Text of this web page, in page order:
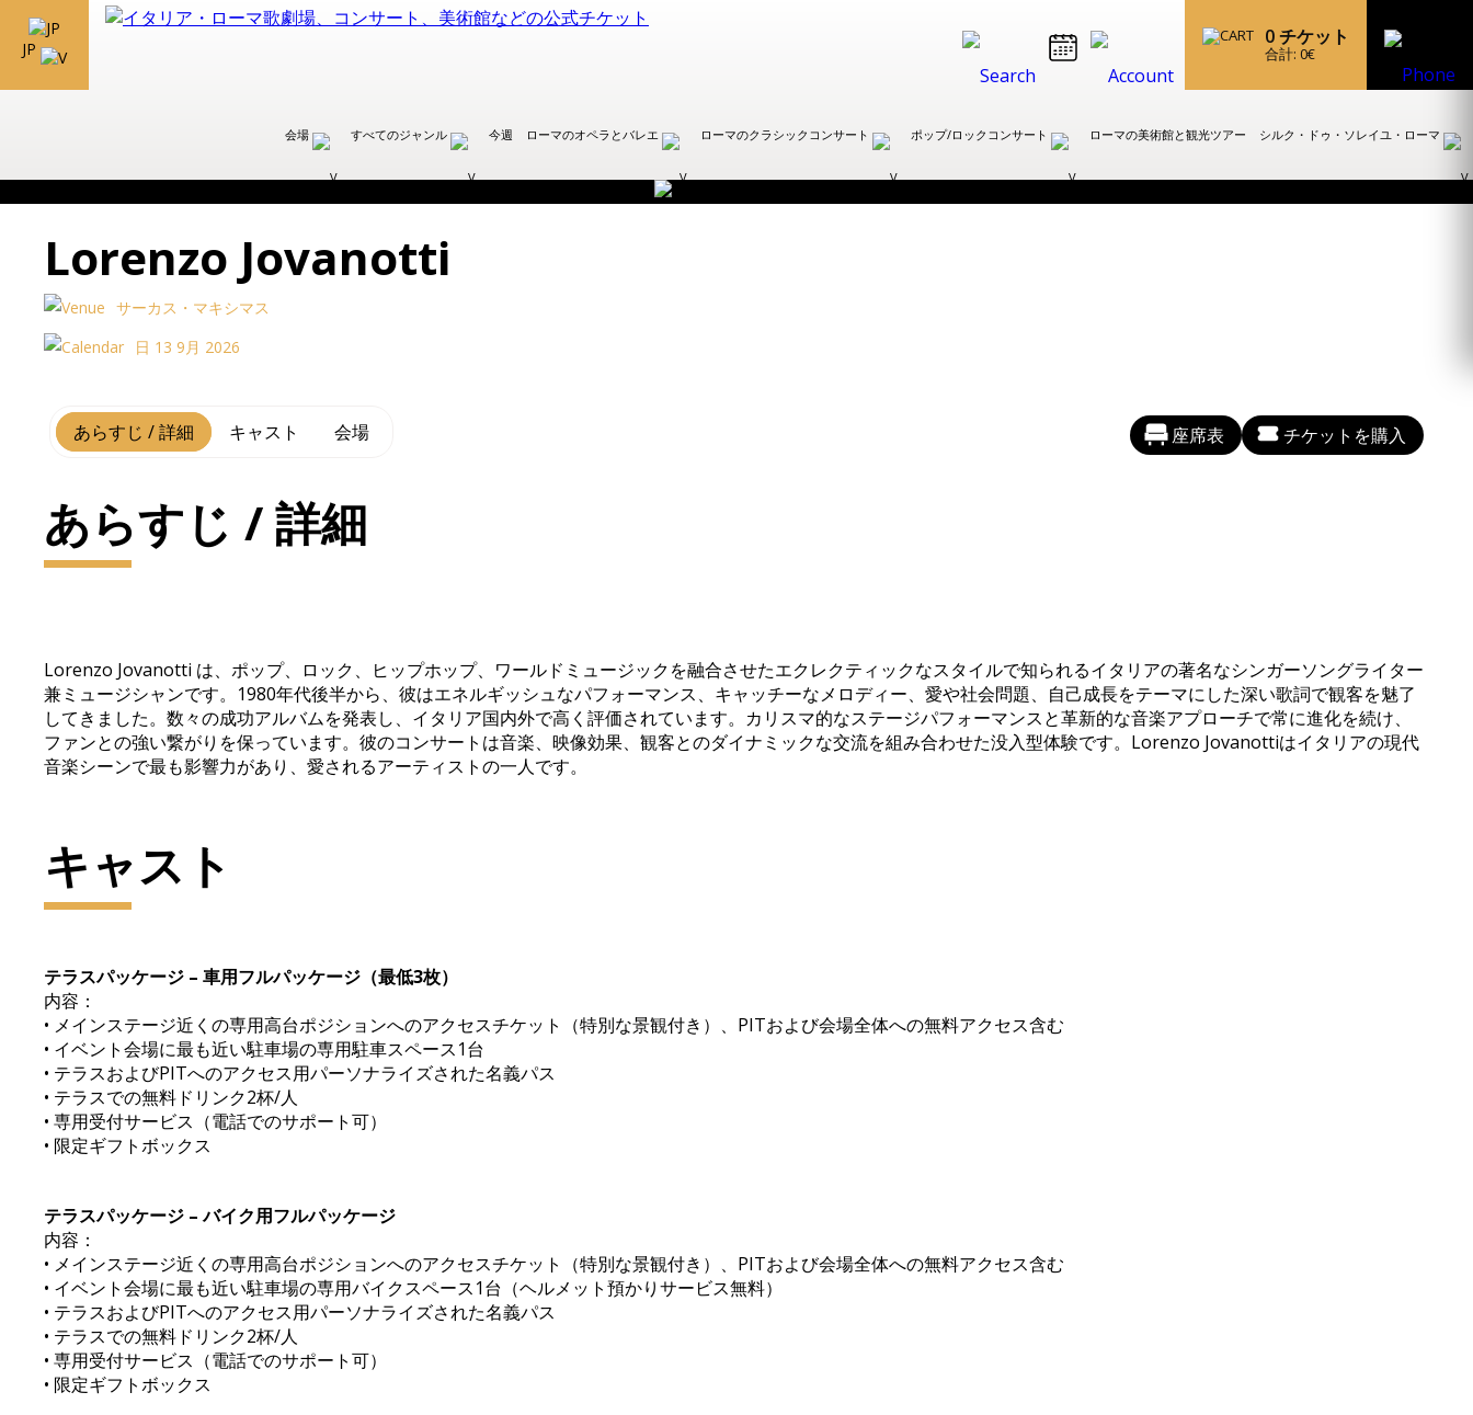
JP
0チケット
合計: 0€
会場 すべてのジャンル 今週 ローマのオペラとバレエ ローマのクラシックコンサート ポップ/ロックコンサート ローマの美術館と観光ツアー シルク・ドゥ・ソレイユ・ローマ
Lorenzo Jovanotti
サーカス・マキシマス
日 13 9月 2026
あらすじ / 詳細 キャスト 会場 座席表 チケットを購入
あらすじ / 詳細
Lorenzo Jovanotti は、ポップ、ロック、ヒップホップ、ワールドミュージックを融合させたエクレクティックなスタイルで知られるイタリアの著名なシンガーソングライター
兼ミュージシャンです。1980年代後半から、彼はエネルギッシュなパフォーマンス、キャッチーなメロディー、愛や社会問題、自己成長をテーマにした深い歌詞で観客を魅了
してきました。数々の成功アルバムを発表し、イタリア国内外で高く評価されています。カリスマ的なステージパフォーマンスと革新的な音楽アプローチで常に進化を続け、
ファンとの強い繋がりを保っています。彼のコンサートは音楽、映像効果、観客とのダイナミックな交流を組み合わせた没入型体験です。Lorenzo Jovanottiはイタリアの現代
音楽シーンで最も影響力があり、愛されるアーティストの一人です。
キャスト
テラスパッケージ – 車用フルパッケージ（最低3枚）
内容：
• メインステージ近くの専用高台ポジションへのアクセスチケット（特別な景観付き）、PITおよび会場全体への無料アクセス含む
• イベント会場に最も近い駐車場の専用駐車スペース1台
• テラスおよびPITへのアクセス用パーソナライズされた名義パス
• テラスでの無料ドリンク2杯/人
• 専用受付サービス（電話でのサポート可）
• 限定ギフトボックス
テラスパッケージ – バイク用フルパッケージ
内容：
• メインステージ近くの専用高台ポジションへのアクセスチケット（特別な景観付き）、PITおよび会場全体への無料アクセス含む
• イベント会場に最も近い駐車場の専用バイクスペース1台（ヘルメット預かりサービス無料）
• テラスおよびPITへのアクセス用パーソナライズされた名義パス
• テラスでの無料ドリンク2杯/人
• 専用受付サービス（電話でのサポート可）
• 限定ギフトボックス